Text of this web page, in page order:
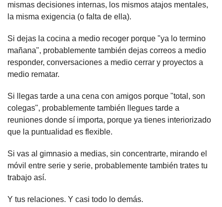
mismas decisiones internas, los mismos atajos mentales,
la misma exigencia (o falta de ella).
Si dejas la cocina a medio recoger porque "ya lo termino
mañana", probablemente también dejas correos a medio
responder, conversaciones a medio cerrar y proyectos a
medio rematar.
Si llegas tarde a una cena con amigos porque "total, son
colegas", probablemente también llegues tarde a
reuniones donde sí importa, porque ya tienes interiorizado
que la puntualidad es flexible.
Si vas al gimnasio a medias, sin concentrarte, mirando el
móvil entre serie y serie, probablemente también trates tu
trabajo así.
Y tus relaciones. Y casi todo lo demás.